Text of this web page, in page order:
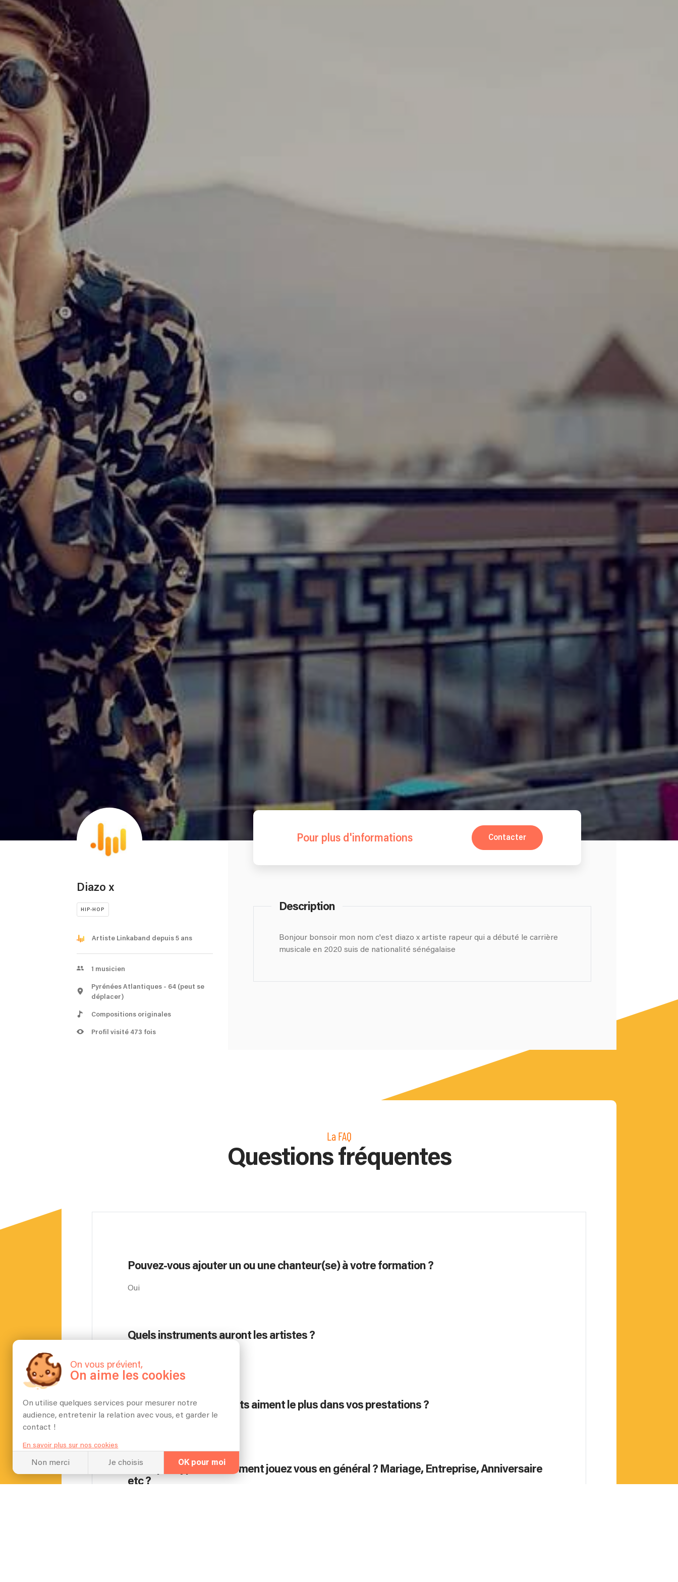
Diazo x
HIP-HOP
Artiste Linkaband depuis 5 ans
1 musicien
Pyrénées Atlantiques - 64 (peut se
déplacer)
Compositions originales
Profil visité 473 fois
Pour plus d'informations Contacter
Description
Bonjour bonsoir mon nom c'est diazo x artiste rapeur qui a débuté le carrière
musicale en 2020 suis de nationalité sénégalaise
La FAQ
Questions fréquentes
Pouvez-vous ajouter un ou une chanteur(se) à votre formation ?
Oui
Quels instruments auront les artistes ?
Qu’est-ce que vos clients aiment le plus dans vos prestations ?
Pour quel type d’événement jouez vous en général ? Mariage, Entreprise, Anniversaire
etc ?
On vous prévient,
On aime les cookies
On utilise quelques services pour mesurer notre
audience, entretenir la relation avec vous, et garder le
contact !
En savoir plus sur nos cookies
Non merci Je choisis OK pour moi